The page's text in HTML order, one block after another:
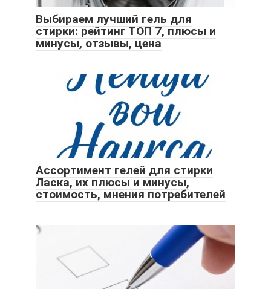
Выбираем лучший гель для
стирки: рейтинг ТОП 7, плюсы и
минусы, отзывы, цена
Ассортимент гелей для стирки
Ласка, их плюсы и минусы,
стоимость, мнения потребителей